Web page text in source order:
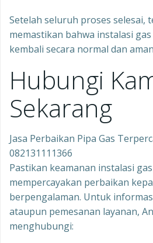
Setelah seluruh proses selesai,
memastikan bahwa instalasi
kembali secara normal dan
Hubungi
Sekarang
Jasa Perbaikan Pipa Gas
082131111366
Pastikan keamanan instalasi
mempercayakan perbaikan
berpengalaman. Untuk
ataupun pemesanan layanan,
menghubungi: